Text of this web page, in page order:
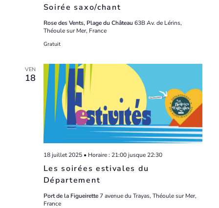
Soirée saxo/chant
Rose des Vents, Plage du Château 63B Av. de Lérins,
Théoule sur Mer, France
Gratuit
VEN
18
Les soirées estivales du
Département
18 juillet 2025 • Horaire : 21:00jusque 22:30
Port de la Figueirette 7 avenue du Trayas, Théoule sur Mer,
France